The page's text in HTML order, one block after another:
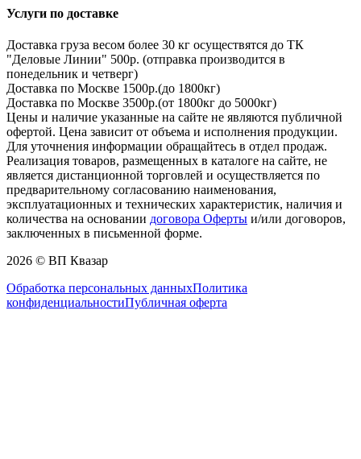
Услуги по доставке
Доставка груза весом более 30 кг осуществятся до ТК
"Деловые Линии" 500р. (отправка производится в
понедельник и четверг)
Доставка по Москве 1500р.(до 1800кг)
Доставка по Москве 3500р.(от 1800кг до 5000кг)
Цены и наличие указанные на сайте не являются публичной
офертой. Цена зависит от объема и исполнения продукции.
Для уточнения информации обращайтесь в отдел продаж.
Реализация товаров, размещенных в каталоге на сайте, не
является дистанционной торговлей и осуществляется по
предварительному согласованию наименования,
эксплуатационных и технических характеристик, наличия и
количества на основании договора Оферты и/или договоров,
заключенных в письменной форме.
2026 © ВП Квазар
Обработка персональных данныхПолитика
конфиденциальностиПубличная оферта